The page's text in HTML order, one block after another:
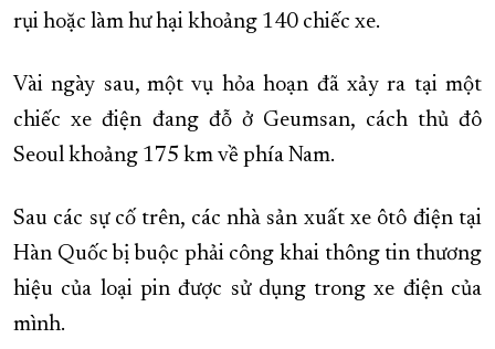
rụi hoặc làm hư hại khoảng 140 chiếc xe.
Vài ngày sau, một vụ hỏa hoạn đã xảy ra tại một
chiếc xe điện đang đỗ ở Geumsan, cách thủ đô
Seoul khoảng 175 km về phía Nam.
Sau các sự cố trên, các nhà sản xuất xe ôtô điện tại
Hàn Quốc bị buộc phải công khai thông tin thương
hiệu của loại pin được sử dụng trong xe điện của
mình.